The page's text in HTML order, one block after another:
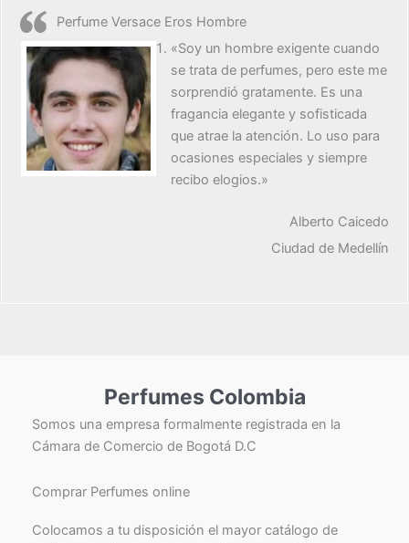
Perfume Versace Eros Hombre
«Soy un hombre exigente cuando
se trata de perfumes, pero este me
sorprendió gratamente. Es una
fragancia elegante y sofisticada
que atrae la atención. Lo uso para
ocasiones especiales y siempre
recibo elogios.»
Alberto Caicedo
Ciudad de Medellín
Perfumes Colombia
Somos una empresa formalmente registrada en la
Cámara de Comercio de Bogotá D.C
Comprar Perfumes online
Colocamos a tu disposición el mayor catálogo de